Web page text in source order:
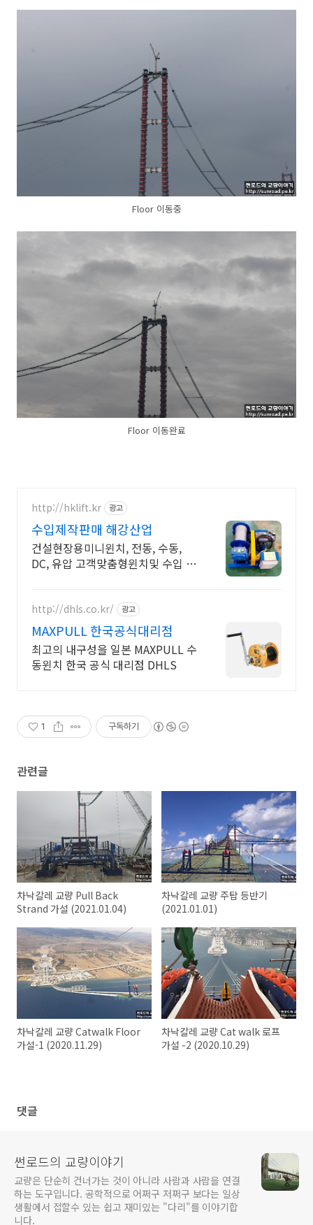
Floor 이동중
Floor 이동완료
http://hklift.kr 광고
수입제작판매 해강산업
건설현장용미니윈치, 전동, 수동,
DC, 유압 고객맞춤형윈치및 수입 제
http://dhls.co.kr/ 광고
MAXPULL 한국공식대리점
최고의 내구성을 일본 MAXPULL 수
동윈치 한국 공식 대리점 DHLS
1 구독하기
관련글
차낙칼레 교량 Pull Back
Strand 가설 (2021.01.04)
차낙칼레 교량 주탑 등반기
(2021.01.01)
차낙칼레 교량 Catwalk Floor
가설-1 (2020.11.29)
차낙칼레 교량 Cat walk 로프
가설 -2 (2020.10.29)
댓글
썬로드의 교량이야기
교량은 단순히 건너가는 것이 아니라 사람과 사람을 연결
하는 도구입니다. 공학적으로 어쩌구 저쩌구 보다는 일상
생활에서 접할수 있는 쉽고 재미있는 "다리"를 이야기합
니다.